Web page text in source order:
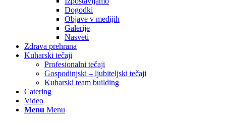
Dogodki
Objave v medijih
Galerije
Nasveti
Zdrava prehrana
Kuharski tečaji
Profesionalni tečaji
Gospodinjski – ljubiteljski tečaji
Kuharski team building
Catering
Video
Menu Menu